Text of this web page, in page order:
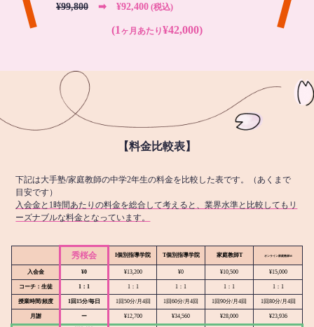
¥99,800 ➡︎ ¥92,400 (税込)
(1 ヶ月あたり¥42,000)
【料金比較表】
下記は大手塾/家庭教師の中学2年生の料金を比較した表です。（あくまで
目安です）
入会金と1時間あたりの料金を総合して考えると、業界水準と比較してもリ
ーズナブルな料金となっています。
秀桜会 I個別指導学院 T個別指導学院 家庭教師T オンライン家庭教師M
入会金 ¥0 ¥13,200 ¥0 ¥10,500 ¥15,000
コーチ：生徒 1：1 1：1 1：1 1：1 1：1
授業時間/頻度 1回15分/毎日 1回50分/月4回 1回60分/月4回 1回90分/月4回 1回80分/月4回
月謝 ー ¥12,700 ¥34,560 ¥28,000 ¥23,936